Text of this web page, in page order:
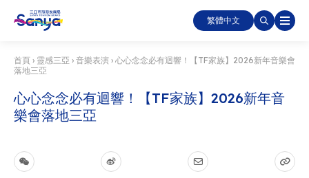
繁體中文
首頁 › 靈感三亞 › 音樂表演 › 心心念念必有迴響！【TF家族】2026新年音樂會
落地三亞
心心念念必有迴響！【TF家族】2026新年音
樂會落地三亞